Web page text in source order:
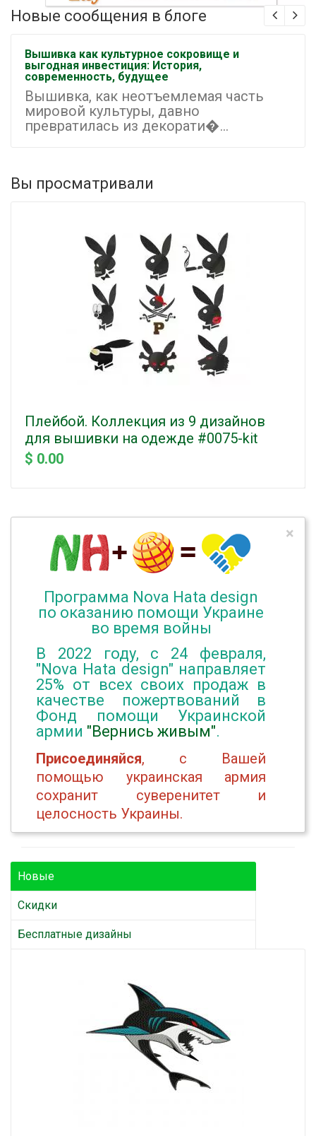
Новые сообщения в блоге
Вышивка как культурное сокровище и
выгодная инвестиция: История,
современность, будущее
Вышивка, как неотъемлемая часть
мировой культуры, давно
превратилась из декорати�...
Вы просматривали
Плейбой. Коллекция из 9 дизайнов
для вышивки на одежде #0075-kit
$ 0.00
Программа Nova Hata design
по оказанию помощи Украине
во время войны
В 2022 году, с 24 февраля,
"Nova Hata design" направляет
25% от всех своих продаж в
качестве пожертвований в
Фонд помощи Украинской
армии "Вернись живым".
Присоединяйся, с Вашей
помощью украинская армия
сохранит суверенитет и
целосность Украины.
×
Новые
Скидки
Бесплатные дизайны